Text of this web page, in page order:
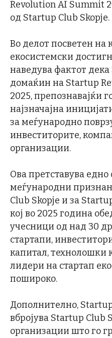
Revolution AI Summit
од Startup Club Skopje.
Во делот посветен на
екосистемски
наведува фактот
домаќин на Startup
2025, препознавајќи
најзначајна
за меѓународно
инвеститорите,
организации.
Ова претставува едно
меѓународни
Club Skopje и за
кој во 2025 година
учесници од над 30
стартапи,
капитал,
лидери на стартап
пошироко.
Дополнително,
вбројува Startup Club
организации што го